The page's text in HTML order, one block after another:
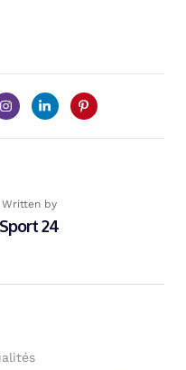
Written by
Sport 24